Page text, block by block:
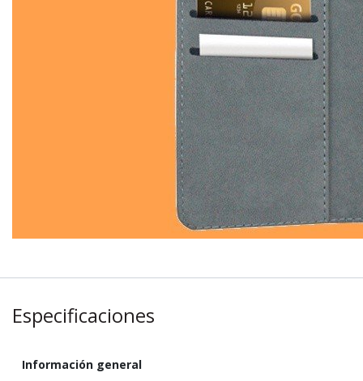
Especificaciones
Información general